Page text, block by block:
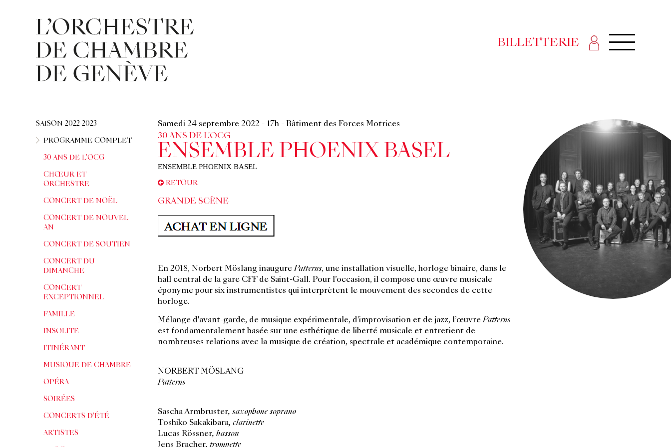
BILLETTERIE
SAISON 2022-2023
PROGRAMME COMPLET
30 ANS DE L'OCG
CHŒUR ET
ORCHESTRE
CONCERT DE NOËL
CONCERT DE NOUVEL
AN
CONCERT DE SOUTIEN
CONCERT DU
DIMANCHE
CONCERT
EXCEPTIONNEL
FAMILLE
INSOLITE
ITINÉRANT
MUSIQUE DE CHAMBRE
OPÉRA
SOIRÉES
CONCERTS D'ÉTÉ
ARTISTES
Samedi 24 septembre 2022 - 17h - Bâtiment des Forces Motrices
30 ANS DE L'OCG
ENSEMBLE PHOENIX BASEL
ENSEMBLE PHOENIX BASEL
RETOUR
GRANDE SCÈNE
En 2018, Norbert Möslang inaugurePatterns, une installation visuelle, horloge binaire, dans le
hall central de la gare CFF de Saint-Gall. Pour l’occasion, il compose une œuvre musicale
éponyme pour six instrumentistes qui interprètent le mouvement des secondes de cette
horloge.
Mélange d'avant-garde, de musique expérimentale, d'improvisation et de jazz, l’œuvrePatterns
est fondamentalement basée sur une esthétique de liberté musicale et entretient de
nombreuses relations avec la musique de création, spectrale et académique contemporaine.
NORBERT MÖSLANG
Patterns
Sascha Armbruster, saxophone soprano
Toshiko Sakakibara, clarinette
Lucas Rössner, basson
Jens Bracher, trompette